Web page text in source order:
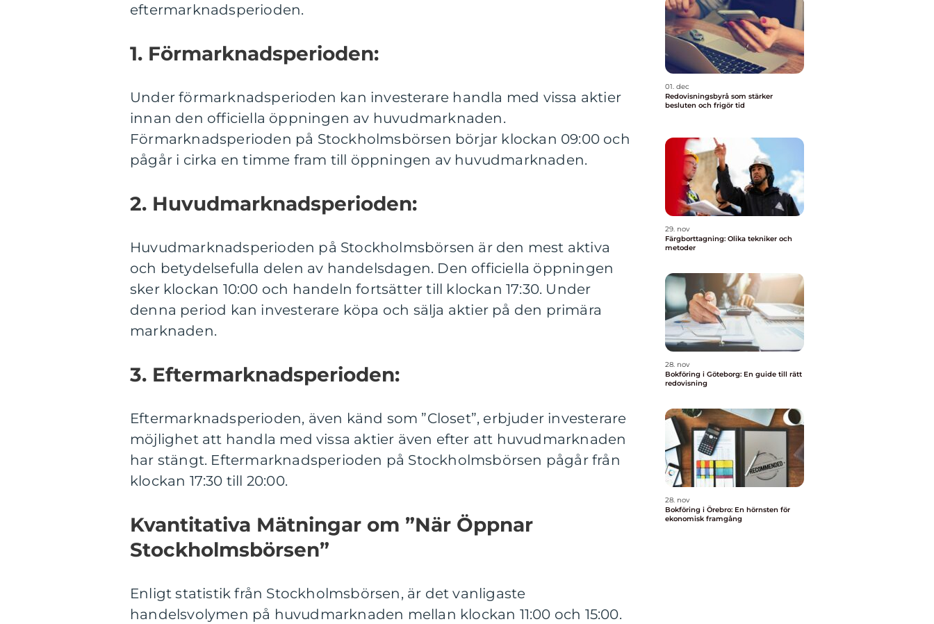
eftermarknadsperioden.
1. Förmarknadsperioden:
Under förmarknadsperioden kan investerare handla med vissa aktier
innan den officiella öppningen av huvudmarknaden.
Förmarknadsperioden på Stockholmsbörsen börjar klockan 09:00 och
pågår i cirka en timme fram till öppningen av huvudmarknaden.
2. Huvudmarknadsperioden:
Huvudmarknadsperioden på Stockholmsbörsen är den mest aktiva
och betydelsefulla delen av handelsdagen. Den officiella öppningen
sker klockan 10:00 och handeln fortsätter till klockan 17:30. Under
denna period kan investerare köpa och sälja aktier på den primära
marknaden.
3. Eftermarknadsperioden:
Eftermarknadsperioden, även känd som ”Closet”, erbjuder investerare
möjlighet att handla med vissa aktier även efter att huvudmarknaden
har stängt. Eftermarknadsperioden på Stockholmsbörsen pågår från
klockan 17:30 till 20:00.
Kvantitativa Mätningar om ”När Öppnar
Stockholmsbörsen”
Enligt statistik från Stockholmsbörsen, är det vanligaste
handelsvolymen på huvudmarknaden mellan klockan 11:00 och 15:00.
01. dec
Redovisningsbyrå som stärker
besluten och frigör tid
29. nov
Färgborttagning: Olika tekniker och
metoder
28. nov
Bokföring i Göteborg: En guide till rätt
redovisning
28. nov
Bokföring i Örebro: En hörnsten för
ekonomisk framgång